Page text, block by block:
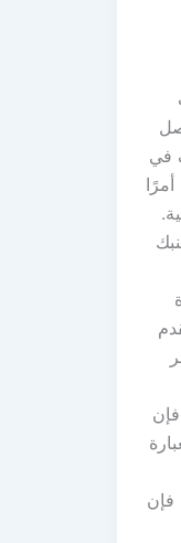
في
فإن